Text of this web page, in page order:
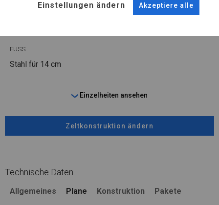
ANSCHLÜSSE
FUSS
Stahl für 14 cm
Einzelheiten ansehen
Zeltkonstruktion ändern
Technische Daten
Allgemeines Plane Konstruktion Pakete
Einstellungen ändern Akzeptiere alle